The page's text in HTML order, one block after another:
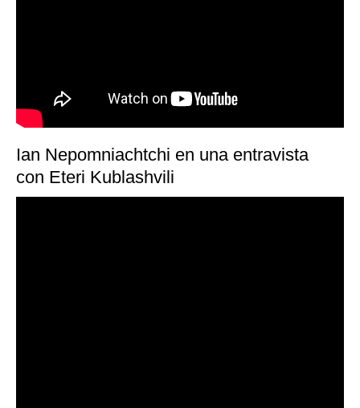
Ian Nepomniachtchi en una entravista
con Eteri Kublashvili